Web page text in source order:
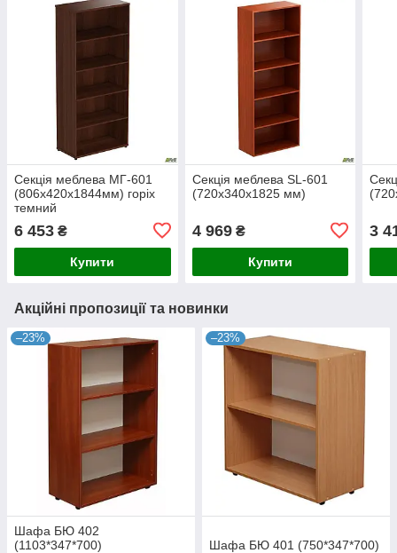
Секція меблева МГ-601
(806х420х1844мм) горіх
темний
6 453 ₴
Купити
Секція меблева SL-601
(720х340х1825 мм)
4 969₴
Купити
3
Акційні пропозиції та новинки
–23%
Шафа БЮ 402
(1103*347*700)
–23%
Шафа БЮ 401 (750*347*700)